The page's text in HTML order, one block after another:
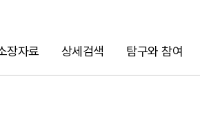
장자료 상세검색 탐구와 참여
검색